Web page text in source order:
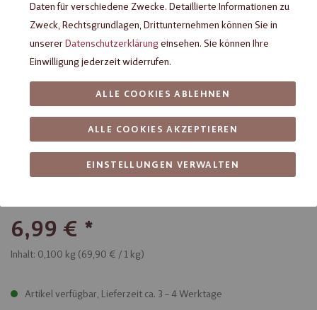
Heilemann Geschenkpackung
Fahrrad, 100 g
6,99 €
5-teiliges Geschenkset mit Figuren aus Schokolade rund um
Inhalt: 0,100 kg (69,90 € / 1 kg)
Artikel verfügbar, Lieferzeit ca. 3 – 4 Werktage
Daten für verschiedene Zwecke. Detaillierte Informationen zu
Zweck, Rechtsgrundlagen, Drittunternehmen können Sie in
unsererDatenschutzerklärungeinsehen. Sie können Ihre
Einwilligung jederzeit widerrufen.
EINSTELLUNGEN VERWALTEN
ALLE COOKIES AKZEPTIEREN
ALLE COOKIES ABLEHNEN